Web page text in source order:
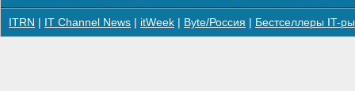
ITRN IT Channel News itWeek Byte/Россия Бестселлеры IT-